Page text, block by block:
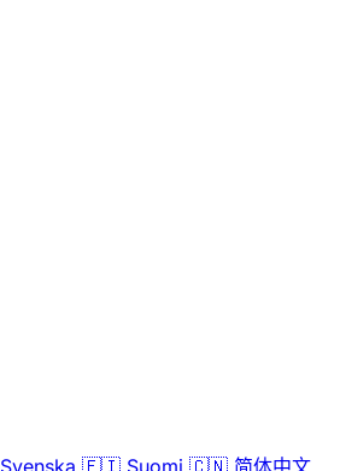
Svenska 🇫🇮 Suomi 🇨🇳 简体中文